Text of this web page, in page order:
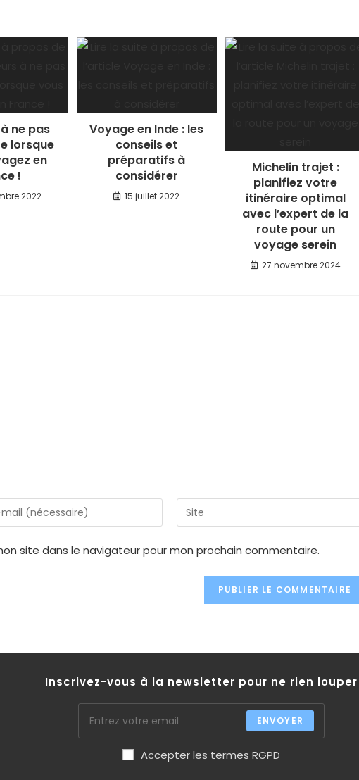
ne pas
lorsque
en
!
2022
Voyage en Inde : les
conseils et
préparatifs à
considérer
15 juillet 2022
Michelin trajet :
planifiez votre
itinéraire optimal
avec l’expert de la
route pour un
voyage serein
27 novembre 2024
Enter
your
(optional)
site dans le navigateur pour mon prochain commentaire.
Inscrivez-vous à la newsletter pour ne rien louper
ENVOYER
Accepter les termes RGPD